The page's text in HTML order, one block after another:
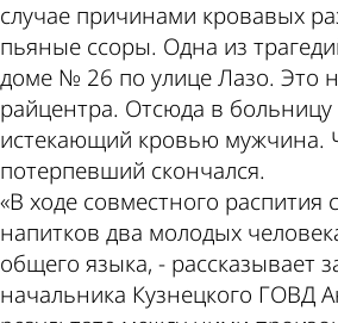
случае причинами кровавых
пьяные ссоры. Одна из
доме № 26 по улице Лазо. Это
райцентра. Отсюда в больницу
истекающий кровью мужчина.
потерпевший скончался.
«В ходе совместного распития
напитков два молодых
общего языка, - рассказывает
начальника Кузнецкого ГОВД